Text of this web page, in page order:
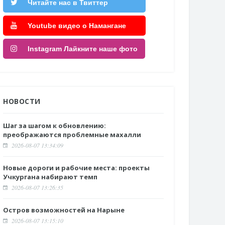
Читайте нас в Твиттер
Youtube видео о Намангане
Instagram Лайкните наше фото
НОВОСТИ
Шаг за шагом к обновлению:
преображаются проблемные махалли
2026-08-07 13:34:09
Новые дороги и рабочие места: проекты
Учкургана набирают темп
2026-08-07 13:26:35
Остров возможностей на Нарыне
2026-08-07 13:15:10